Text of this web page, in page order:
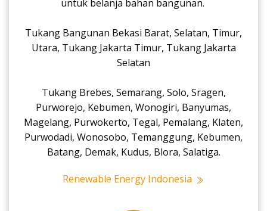
untuk belanja bahan bangunan.
Tukang Bangunan Bekasi Barat, Selatan, Timur,
Utara, Tukang Jakarta Timur, Tukang Jakarta
Selatan
Tukang Brebes, Semarang, Solo, Sragen,
Purworejo, Kebumen, Wonogiri, Banyumas,
Magelang, Purwokerto, Tegal, Pemalang, Klaten,
Purwodadi, Wonosobo, Temanggung, Kebumen,
Batang, Demak, Kudus, Blora, Salatiga.
Renewable Energy Indonesia